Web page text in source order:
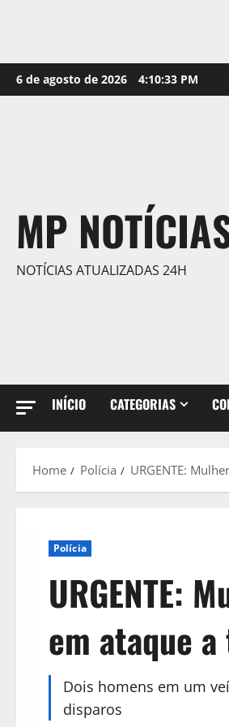
Skip
to
6 de agosto de 2026 4:10:34 PM
MP
NOTÍCIAS ATUALIZADAS 24H
INÍCIO CATEGORIAS
Home Polícia URGENTE:
Polícia
URGENTE:
em ataque
Dois homens em um
disparos